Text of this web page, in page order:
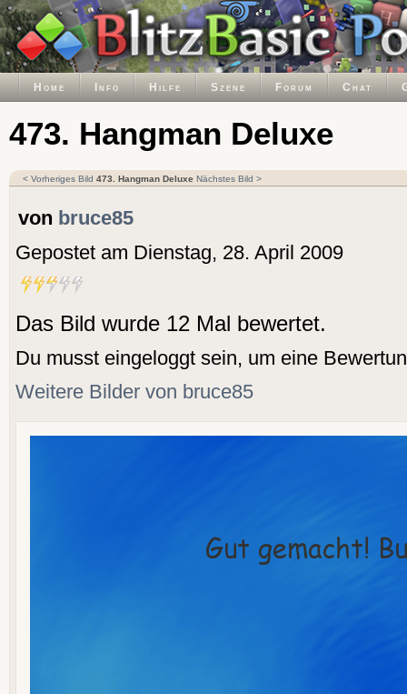
Home Info Hilfe Szene Forum Chat
473. Hangman Deluxe
< Vorheriges Bild 473. Hangman Deluxe Nächstes Bild >
von bruce85
Gepostet am Dienstag, 28. April 2009
Das Bild wurde 12 Mal bewertet.
Du musst eingeloggt sein, um eine
Weitere Bilder von bruce85